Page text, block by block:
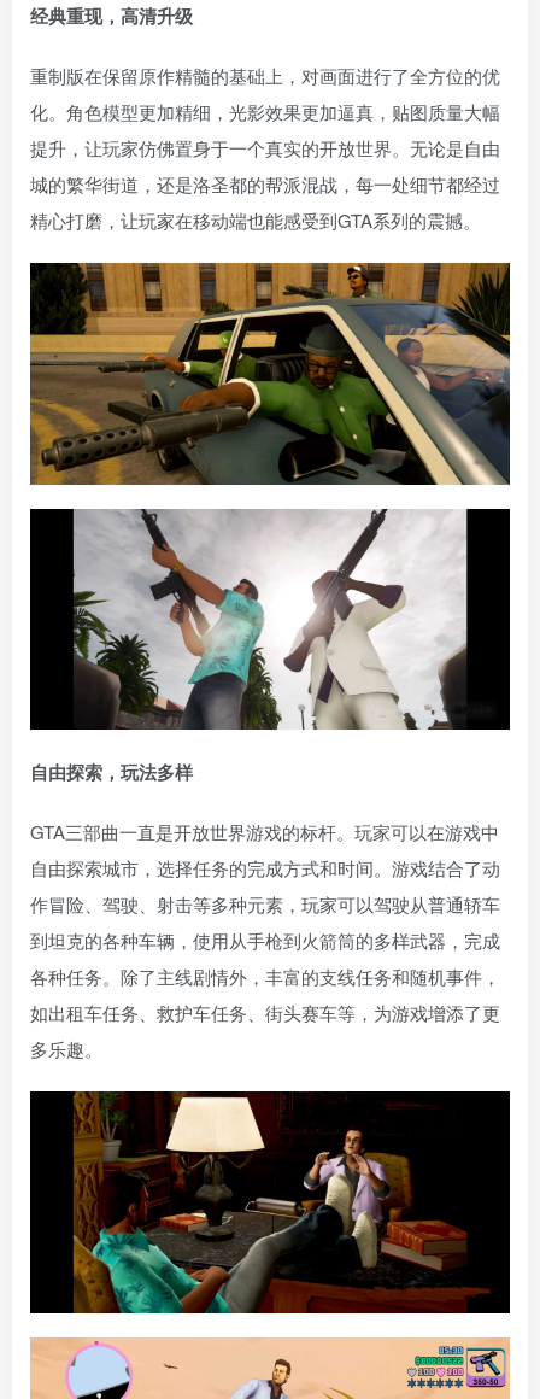
经典重现，高清升级
重制版在保留原作精髓的基础上，对画面进行了全方位的优
化。角色模型更加精细，光影效果更加逼真，贴图质量大幅
提升，让玩家仿佛置身于一个真实的开放世界。无论是自由
城的繁华街道，还是洛圣都的帮派混战，每一处细节都经过
精心打磨，让玩家在移动端也能感受到GTA系列的震撼。
自由探索，玩法多样
GTA三部曲一直是开放世界游戏的标杆。玩家可以在游戏中
自由探索城市，选择任务的完成方式和时间。游戏结合了动
作冒险、驾驶、射击等多种元素，玩家可以驾驶从普通轿车
到坦克的各种车辆，使用从手枪到火箭筒的多样武器，完成
各种任务。除了主线剧情外，丰富的支线任务和随机事件，
如出租车任务、救护车任务、街头赛车等，为游戏增添了更
多乐趣。